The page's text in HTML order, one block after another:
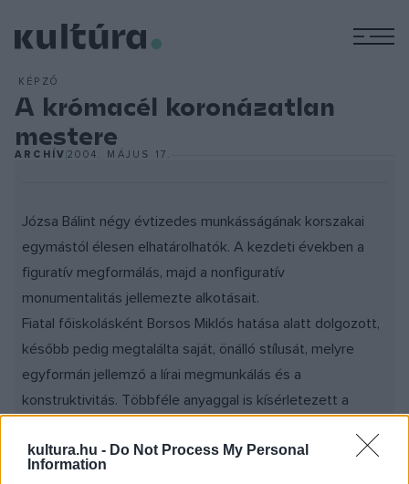
kultura.hu - Do Not Process My Personal
Information
KÉPZŐ
A krómacél koronázatlan
mestere
ARCHÍV2004. MÁJUS 17.
Józsa Bálint négy évtizedes munkásságának korszakai
egymástól élesen elhatárolhatók. A kezdeti években a
figuratív megformálás, majd a nonfiguratív
monumentalitás jellemezte alkotásait.
Fiatal főiskolásként Borsos Miklós hatása alatt dolgozott,
később pedig megtalálta saját, önálló stílusát, melyre
egyformán jellemző a lírai megmunkálás és a
konstruktivitás. Többféle anyaggal is kísérletezett a